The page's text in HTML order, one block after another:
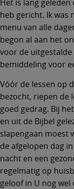
Het is lang
heb gericht. Ik was
menu van alle
begon al aan het
voor de
bemiddeling voor
Vóór de lessen op
bezocht, riepen de
goed gedrag. Bij
en uit de Bijbel
slapengaan moest
de afgelopen dag
nacht en een
regelmatig op
geloof in U nog